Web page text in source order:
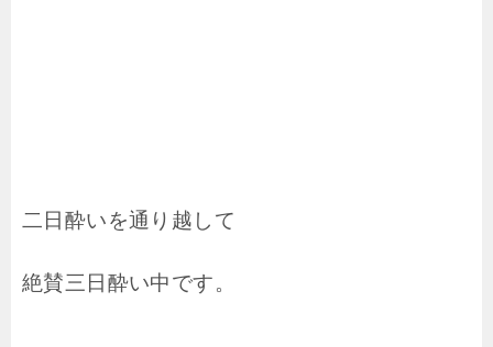
二日酔いを通り越して
絶賛三日酔い中です。